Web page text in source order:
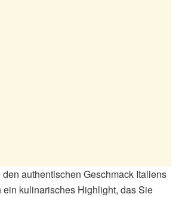
authentischen Geschmack Italiens
kulinarisches Highlight, das Sie